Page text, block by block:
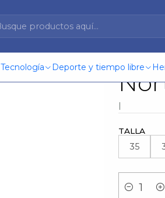
Tecnología Deporte y tiempo libre
|
TALLA
35
Cantidad